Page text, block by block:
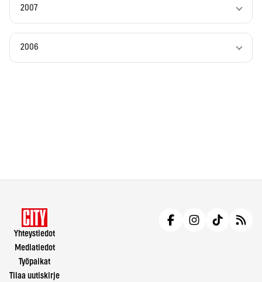
2007
2006
Yhteystiedot
Mediatiedot
Työpaikat
Tilaa uutiskirje